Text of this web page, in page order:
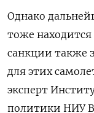
Однако
тоже
санкции также
для этих
эксперт
политики НИУ